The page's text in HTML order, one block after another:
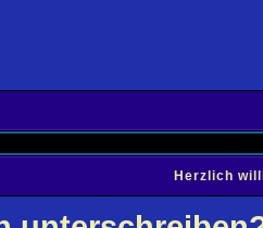
Herzlich